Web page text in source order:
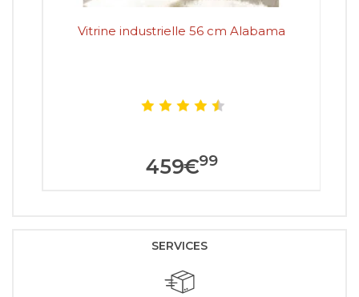
Vitrine industrielle 56 cm Alabama
459€99
SERVICES